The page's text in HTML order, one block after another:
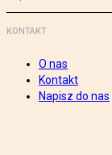
KONTAKT
O nas
Kontakt
Napisz do nas